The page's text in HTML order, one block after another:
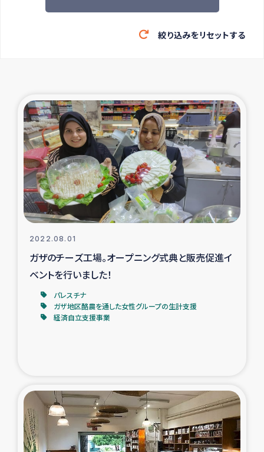
緊急救援の時代
東ティモール豪雨緊急支援
大雨による洪水被災者支援
カカオ生産者支援事業
シリア国内避難民・帰還民の生活再建支援
トルコにおけるシリア難民支援事業
インドネシア中部 スラウェシの地震・津波被災者支援
スリランカ ジャフナ県干物事業
スリランカの南北女性をつなぐサリー・リサイクル・プロ
ジェクト
絞り込みをリセットする
2022.08.01
ガザのチーズ工場。オープニング式典と販売促進イ
ベントを行いました！
パレスチナ
ガザ地区酪農を通した女性グループの生計支援
経済自立支援事業